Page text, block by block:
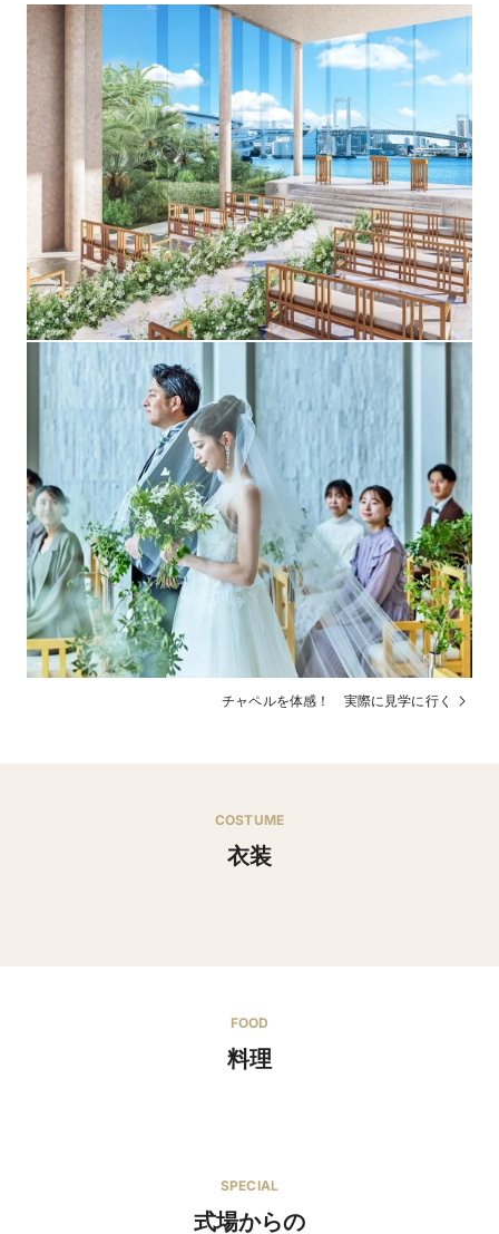
和洋折衷￥15,950、￥17,600、￥19,800、￥21,450
飲物料金
￥4,400、￥4,950、￥5,500、￥6,050（フリードリン
ク）
持込料金 衣装（応相談）、引出物（応相談）
宿泊施設 紹介可能
その他
挙式のキャンセル・開催日変更・ご招待人数変更の料金
については会場までお問い合わせください
チャペルを体感！ 実際に見学に行く
COSTUME
衣装
FOOD
料理
SPECIAL
式場からの